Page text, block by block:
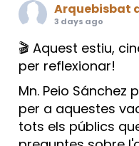
Arquebisbat
3 days ago
🎬 Aquest estiu,
per reflexionar!
Mn. Peio Sánchez
per a aquestes
tots els públics